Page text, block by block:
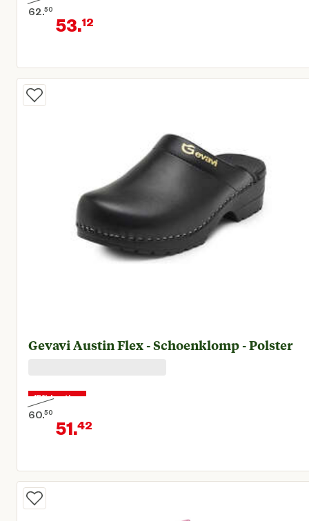
62.50
Oorspronkelijke prijs € 62,50
53.12
Huidige prijs € 53,12
Gevavi Austin Flex - Schoenklomp - Polster
15% korting
60.50
Oorspronkelijke prijs € 60,50
51.42
Huidige prijs € 51,42